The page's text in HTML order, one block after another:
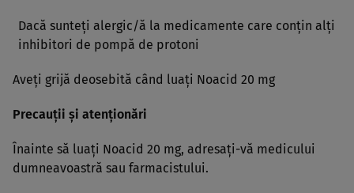
Dacă sunteţi alergic/ă la medicamente care conţin alţi
inhibitori de pompă de protoni
Aveţi grijă deosebită când luaţi Noacid 20 mg
Precauţii şi atenţionări
Înainte să luaţi Noacid 20 mg, adresaţi-vă medicului
dumneavoastră sau farmacistului.